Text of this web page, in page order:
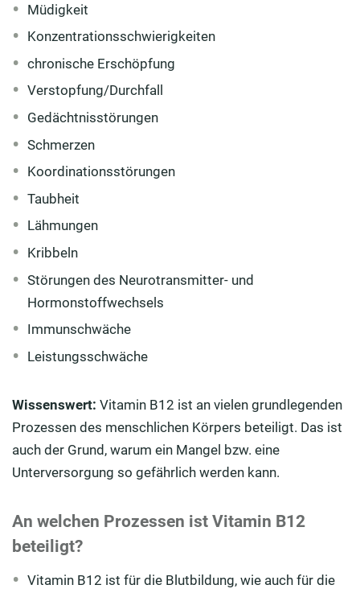
Müdigkeit
Konzentrationsschwierigkeiten
chronische Erschöpfung
Verstopfung/Durchfall
Gedächtnisstörungen
Schmerzen
Koordinationsstörungen
Taubheit
Lähmungen
Kribbeln
Störungen des Neurotransmitter- und
Hormonstoffwechsels
Immunschwäche
Leistungsschwäche
Wissenswert: Vitamin B12 ist an vielen grundlegenden
Prozessen des menschlichen Körpers beteiligt. Das ist
auch der Grund, warum ein Mangel bzw. eine
Unterversorgung so gefährlich werden kann.
An welchen Prozessen ist Vitamin B12
beteiligt?
Vitamin B12 ist für die Blutbildung, wie auch für die